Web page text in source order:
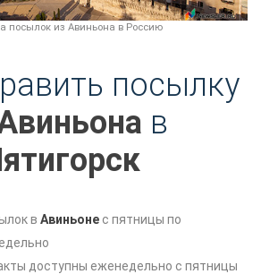
посылок из Авиньона в Россию
посылку
в
в Авиньоне с пятницы по
доступны еженедельно с пятницы